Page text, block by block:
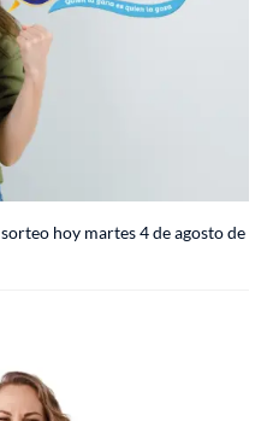
hoy martes 4 de agosto de